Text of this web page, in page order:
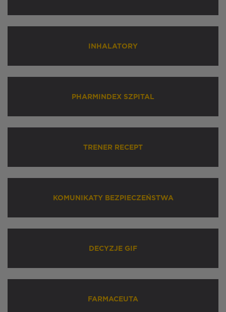
INHALATORY
PHARMINDEX SZPITAL
TRENER RECEPT
KOMUNIKATY BEZPIECZEŃSTWA
DECYZJE GIF
FARMACEUTA